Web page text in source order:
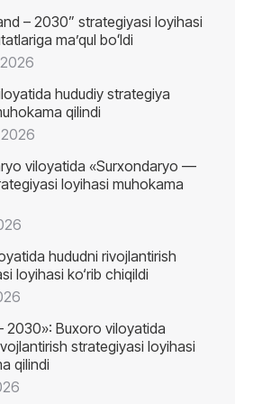
– 2030” strategiyasi loyihasi
maʼqul boʻldi
hududiy strategiya
qilindi
viloyatida «Surxondaryo —
loyihasi muhokama
hududni rivojlantirish
loyihasi ko‘rib chiqildi
2030»: Buxoro viloyatida
strategiyasi loyihasi
qilindi